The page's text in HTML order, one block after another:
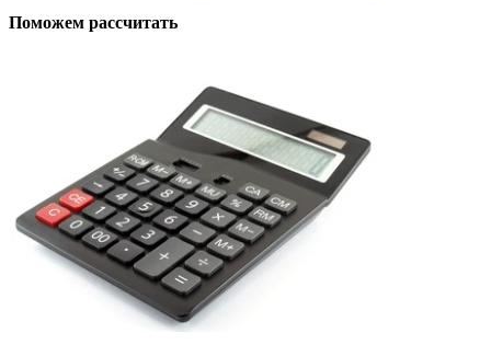
Поможем рассчитать